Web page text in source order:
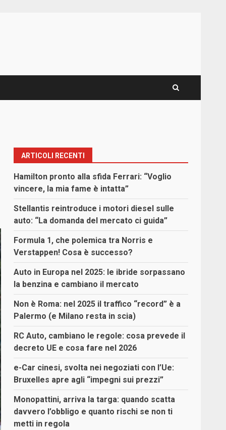
ARTICOLI RECENTI
Hamilton pronto alla sfida Ferrari: “Voglio
vincere, la mia fame è intatta”
Stellantis reintroduce i motori diesel sulle
auto: “La domanda del mercato ci guida”
Formula 1, che polemica tra Norris e
Verstappen! Cosa è successo?
Auto in Europa nel 2025: le ibride sorpassano
la benzina e cambiano il mercato
Non è Roma: nel 2025 il traffico “record” è a
Palermo (e Milano resta in scia)
RC Auto, cambiano le regole: cosa prevede il
decreto UE e cosa fare nel 2026
e-Car cinesi, svolta nei negoziati con l’Ue:
Bruxelles apre agli “impegni sui prezzi”
Monopattini, arriva la targa: quando scatta
davvero l’obbligo e quanto rischi se non ti
metti in regola